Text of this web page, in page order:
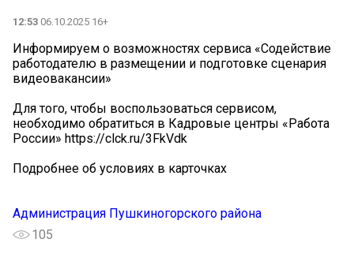
12:53 06.10.2025 16+
Информируем о возможностях сервиса «Содействие
работодателю в размещении и подготовке сценария
видеовакансии»
Для того, чтобы воспользоваться сервисом,
необходимо обратиться в Кадровые центры «Работа
России» https://clck.ru/3FkVdk
Подробнее об условиях в карточках
Администрация Пушкиногорского района
105